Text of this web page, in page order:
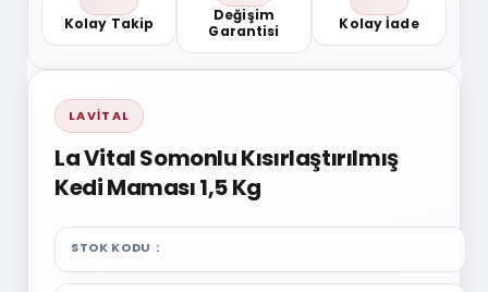
Kolay Takip
Değişim
Garantisi
Kolay İade
LAVITAL
La Vital Somonlu Kısırlaştırılmış
Kedi Maması 1,5 Kg
STOK KODU